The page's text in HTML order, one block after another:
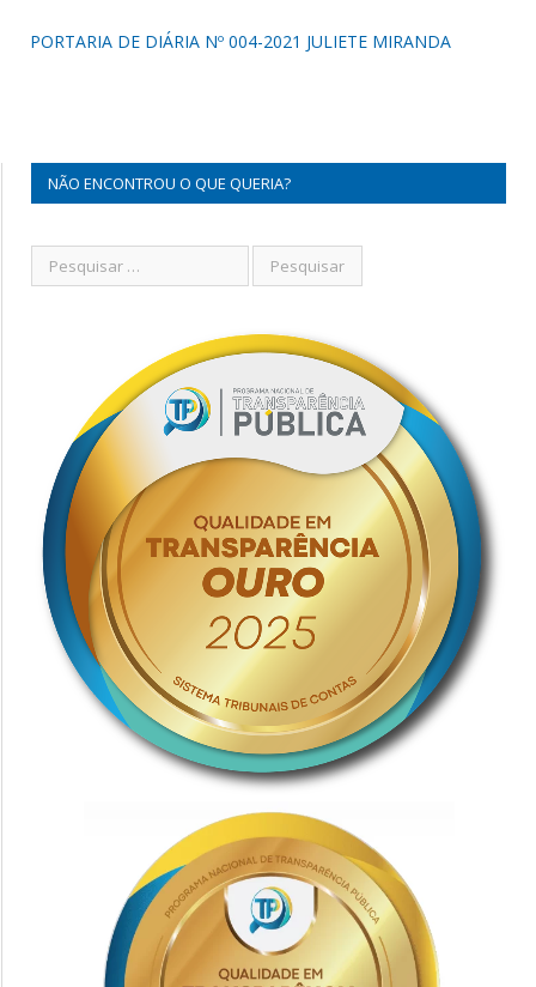
PORTARIA DE DIÁRIA Nº 004-2021 JULIETE MIRANDA
NÃO ENCONTROU O QUE QUERIA?